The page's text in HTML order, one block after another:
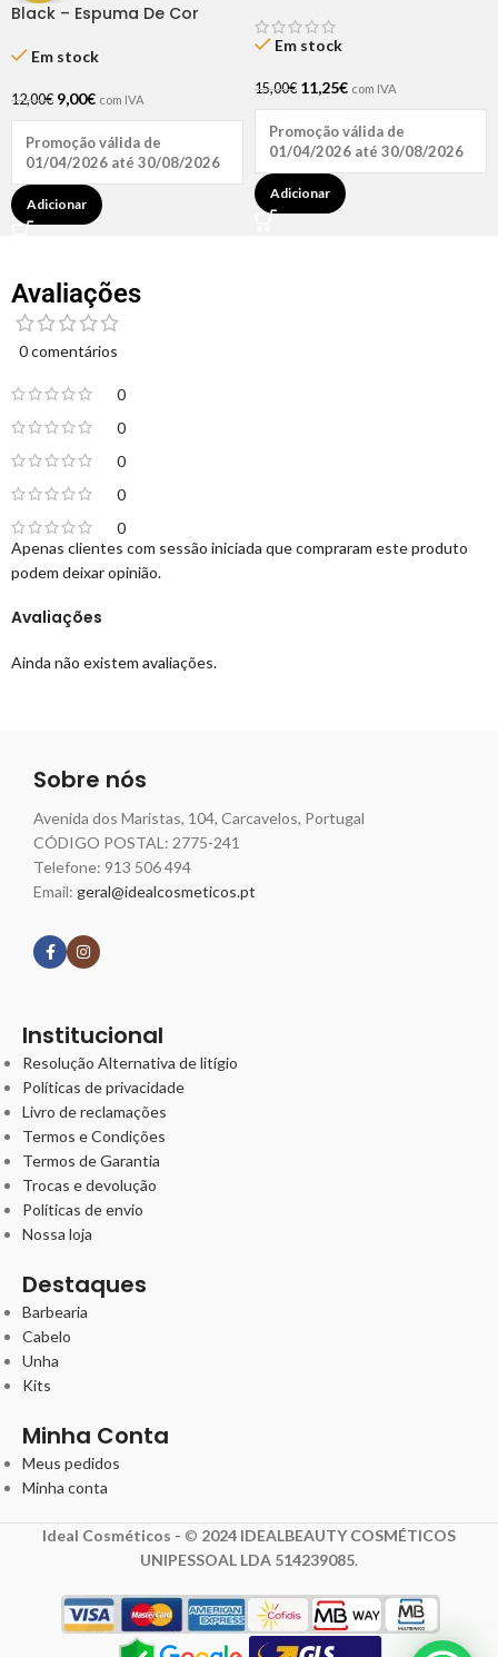
Black – Espuma De Cor
Em stock
12,00€ 9,00€ com IVA
Promoção válida de
01/04/2026 até 30/08/2026
Adicionar
Creme de Hidratação 1kg
Natu Hair
Em stock
15,00€ 11,25€ com IVA
Promoção válida de
01/04/2026 até 30/08/2026
Adicionar
Avaliações
0 comentários
0
0
0
0
0
Avaliações
Ainda não existem avaliações.
Apenas clientes com sessão iniciada que compraram este produto
podem deixar opinião.
Sobre nós
Avenida dos Maristas, 104, Carcavelos, Portugal
CÓDIGO POSTAL: 2775-241
Telefone: 913 506 494
Email: geral@idealcosmeticos.pt
Institucional
Resolução Alternativa de litígio
Políticas de privacidade
Livro de reclamações
Termos e Condições
Termos de Garantia
Trocas e devolução
Políticas de envio
Nossa loja
Destaques
Barbearia
Cabelo
Unha
Kits
Minha Conta
Meus pedidos
Minha conta
Ideal Cosméticos - © 2024 IDEALBEAUTY COSMÉTICOS
UNIPESSOAL LDA 514239085.